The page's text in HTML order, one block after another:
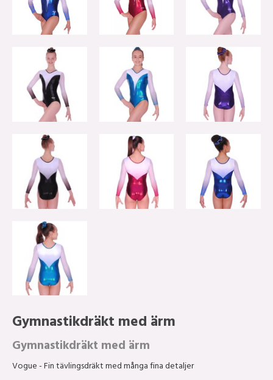
Gymnastikdräkt med ärm
Gymnastikdräkt med ärm
Vogue - Fin tävlingsdräkt med många fina detaljer